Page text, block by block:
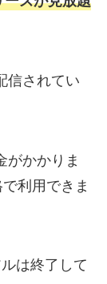
信されてい
がかかりま
利用できま
は終了して